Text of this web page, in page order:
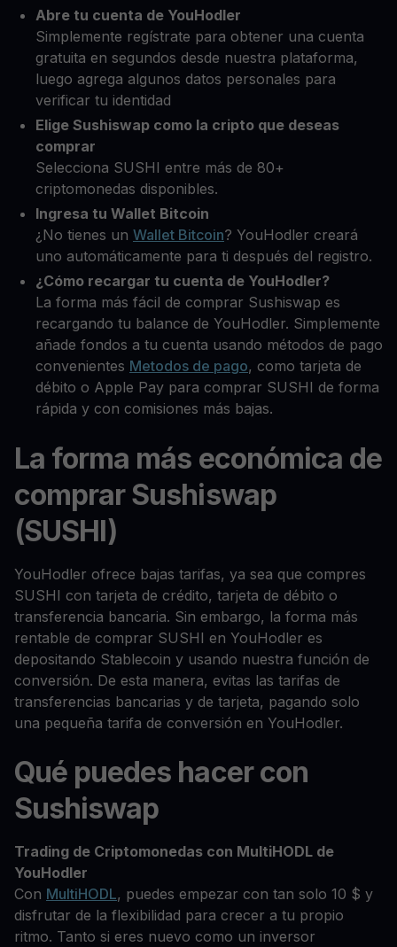
Abre tu cuenta de YouHodler
Simplemente regístrate para obtener una cuenta
gratuita en segundos desde nuestra plataforma,
luego agrega algunos datos personales para
verificar tu identidad
Elige Sushiswap como la cripto que deseas
comprar
Selecciona SUSHI entre más de 80+
criptomonedas disponibles.
Ingresa tu Wallet Bitcoin
¿No tienes un Wallet Bitcoin? YouHodler creará
uno automáticamente para ti después del registro.
¿Cómo recargar tu cuenta de YouHodler?
La forma más fácil de comprar Sushiswap es
recargando tu balance de YouHodler. Simplemente
añade fondos a tu cuenta usando métodos de pago
convenientes Metodos de pago, como tarjeta de
débito o Apple Pay para comprar SUSHI de forma
rápida y con comisiones más bajas.
La forma más económica de
comprar Sushiswap
(SUSHI)
YouHodler ofrece bajas tarifas, ya sea que compres
SUSHI con tarjeta de crédito, tarjeta de débito o
transferencia bancaria. Sin embargo, la forma más
rentable de comprar SUSHI en YouHodler es
depositando Stablecoin y usando nuestra función de
conversión. De esta manera, evitas las tarifas de
transferencias bancarias y de tarjeta, pagando solo
una pequeña tarifa de conversión en YouHodler.
Qué puedes hacer con
Sushiswap
Trading de Criptomonedas con MultiHODL de
YouHodler
Con MultiHODL, puedes empezar con tan solo 10 $ y
disfrutar de la flexibilidad para crecer a tu propio
ritmo. Tanto si eres nuevo como un inversor